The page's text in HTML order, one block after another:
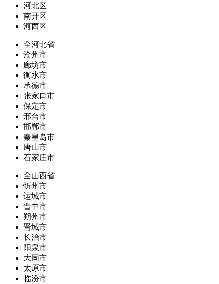
河北区
南开区
河西区
全河北省
沧州市
廊坊市
衡水市
承德市
张家口市
保定市
邢台市
邯郸市
秦皇岛市
唐山市
石家庄市
全山西省
忻州市
运城市
晋中市
朔州市
晋城市
长治市
阳泉市
大同市
太原市
临汾市